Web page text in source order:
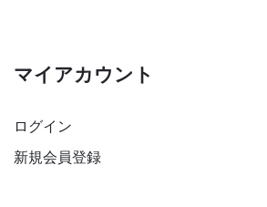
マイアカウント
ログイン
新規会員登録